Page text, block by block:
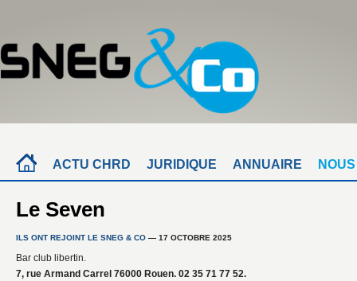
ACTU CHRD JURIDIQUE ANNUAIRE
Le Seven
ILS ONT REJOINT LE SNEG & CO — 17 OCTOBRE 2025
Bar club libertin.
7, rue Armand Carrel 76000 Rouen. 02 35 71 77 52.